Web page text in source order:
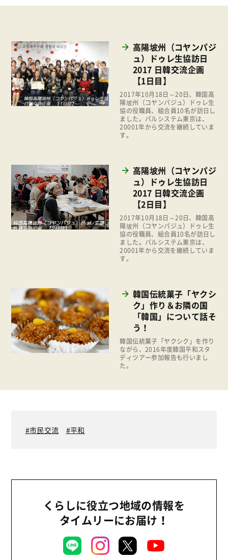
商品
環境
地域コミュニティ
組合員活動
平和と国際連帯
ぱる★キッズ
パルシステムでんき
広報
復興支援
陽だまり
地場野菜
食の安全
食育
2023年
2022年
2021年
2020年
2016年
2015年
2014年
2013年
高陽坡州（コヤンパジ
ュ）ドゥレ生協訪日
2017 日韓交流企画
【1日目】
2017年10月18日～20日、韓国高
陽坡州（コヤンパジュ）ドゥレ生
協の役職員、組合員10名が訪日し
ました。パルシステム東京は、
20001年から交流を継続していま
す。
高陽坡州（コヤンパジ
ュ）ドゥレ生協訪日
2017 日韓交流企画
【2日目】
2017年10月18日～20日、韓国高
陽坡州（コヤンパジュ）ドゥレ生
協の役職員、組合員10名が訪日し
ました。パルシステム東京は、
20001年から交流を継続していま
す。
韓国伝統菓子「ヤクシ
ク」作り＆お隣の国
「韓国」について話そ
う！
韓国伝統菓子「ヤクシク」を作り
ながら、2016年度韓国平和スタ
ディツアー参加報告も行いまし
た。
市民交流 平和
くらしに役立つ地域の情報を
タイムリーにお届け！